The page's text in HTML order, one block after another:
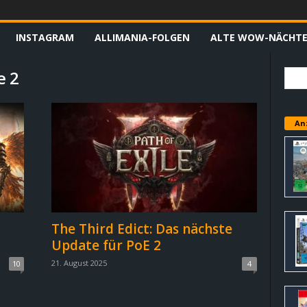
INSTAGRAM ALLIMANIA-FOLGEN ALTE WOW-NÄCHTE
2
10
The Third Edict: Das nächste
Update für PoE 2
21. August 2025 4